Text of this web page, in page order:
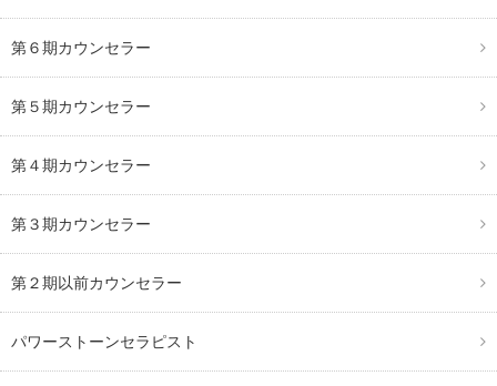
第６期カウンセラー
第５期カウンセラー
第４期カウンセラー
第３期カウンセラー
第２期以前カウンセラー
パワーストーンセラピスト